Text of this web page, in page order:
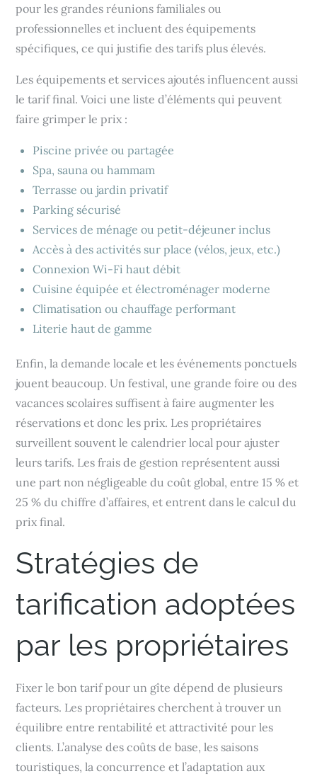
pour les grandes réunions familiales ou
professionnelles et incluent des équipements
spécifiques, ce qui justifie des tarifs plus élevés.
Les équipements et services ajoutés influencent aussi
le tarif final. Voici une liste d’éléments qui peuvent
faire grimper le prix :
Piscine privée ou partagée
Spa, sauna ou hammam
Terrasse ou jardin privatif
Parking sécurisé
Services de ménage ou petit-déjeuner inclus
Accès à des activités sur place (vélos, jeux, etc.)
Connexion Wi-Fi haut débit
Cuisine équipée et électroménager moderne
Climatisation ou chauffage performant
Literie haut de gamme
Enfin, la demande locale et les événements ponctuels
jouent beaucoup. Un festival, une grande foire ou des
vacances scolaires suffisent à faire augmenter les
réservations et donc les prix. Les propriétaires
surveillent souvent le calendrier local pour ajuster
leurs tarifs. Les frais de gestion représentent aussi
une part non négligeable du coût global, entre 15 % et
25 % du chiffre d’affaires, et entrent dans le calcul du
prix final.
Stratégies de
tarification adoptées
par les propriétaires
Fixer le bon tarif pour un gîte dépend de plusieurs
facteurs. Les propriétaires cherchent à trouver un
équilibre entre rentabilité et attractivité pour les
clients. L’analyse des coûts de base, les saisons
touristiques, la concurrence et l’adaptation aux